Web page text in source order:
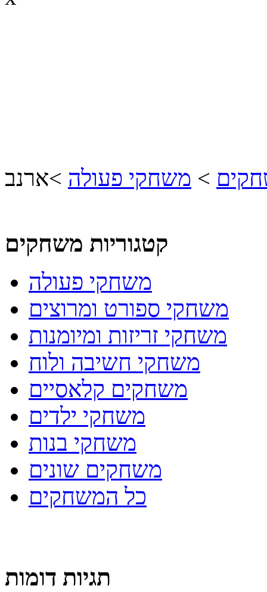
> משחקי פעולה >ארנב
קטגוריות משחקים
משחקי פעולה
משחקי ספורט ומרוצים
משחקי זריזות ומיומנות
משחקי חשיבה ולוח
משחקים קלאסיים
משחקי ילדים
משחקי בנות
משחקים שונים
כל המשחקים
תגיות דומות